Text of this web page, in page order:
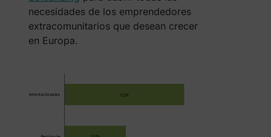
necesidades de los emprendedores
extracomunitarios que desean crecer
en Europa.